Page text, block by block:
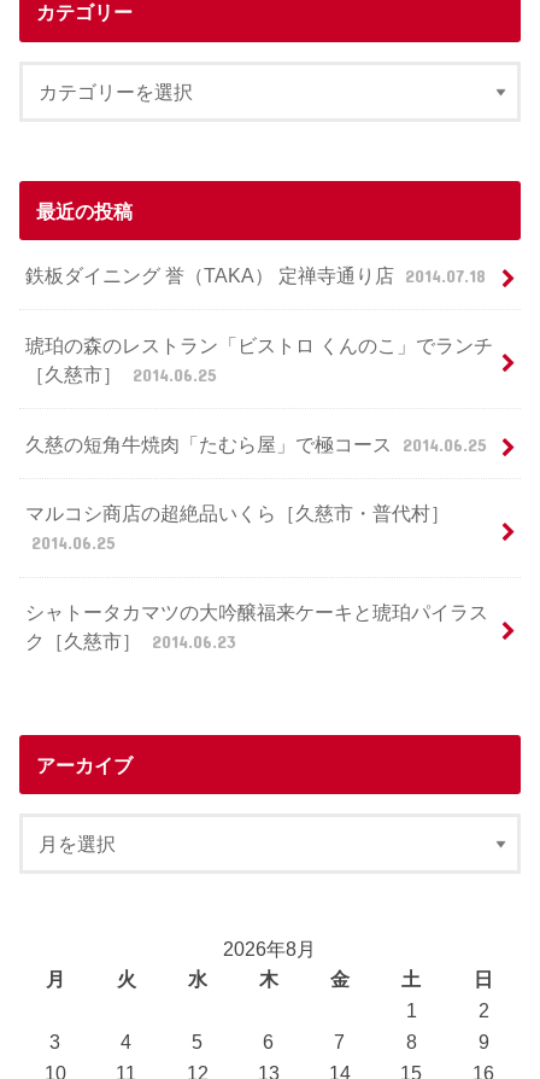
カテゴリー
最近の投稿
鉄板ダイニング 誉（TAKA） 定禅寺通り店 2014.07.18
琥珀の森のレストラン「ビストロ くんのこ」でランチ
［久慈市］
2014.06.25
久慈の短角牛焼肉「たむら屋」で極コース 2014.06.25
マルコシ商店の超絶品いくら［久慈市・普代村］
2014.06.25
シャトータカマツの大吟醸福来ケーキと琥珀パイラス
ク［久慈市］
2014.06.23
アーカイブ
2026年8月
月
火 水 木 金 土
日
1
2
3
4 5 6 7 8
9
10
11 12 13 14 15 16